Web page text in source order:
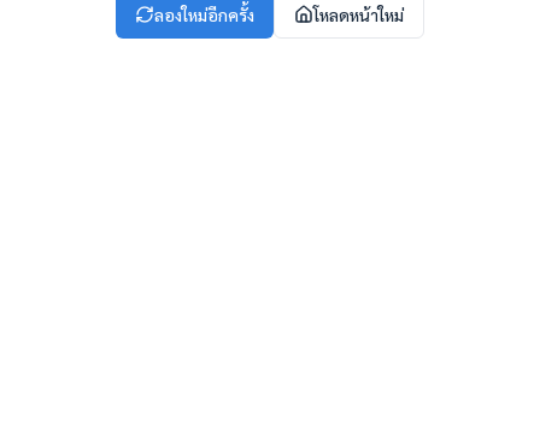
ลองใหม่อีกครั้ง โหลดหน้าใหม่